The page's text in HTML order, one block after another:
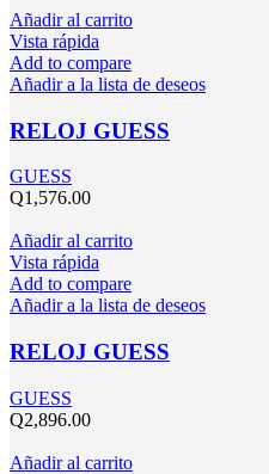
Añadir al carrito
Vista rápida
Add to compare
Añadir a la lista de deseos
RELOJ GUESS
GUESS
Q1,576.00
Añadir al carrito
Vista rápida
Add to compare
Añadir a la lista de deseos
RELOJ GUESS
GUESS
Q2,896.00
Añadir al carrito